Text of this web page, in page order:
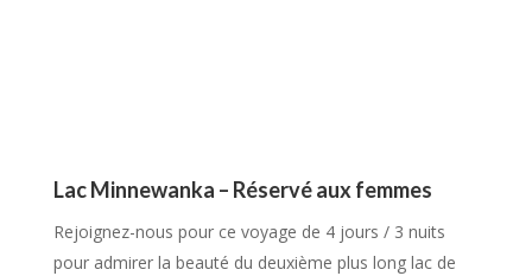
Lac Minnewanka – Réservé aux femmes
Rejoignez-nous pour ce voyage de 4 jours / 3 nuits
pour admirer la beauté du deuxième plus long lac de